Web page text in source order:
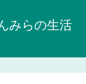
みらの生活